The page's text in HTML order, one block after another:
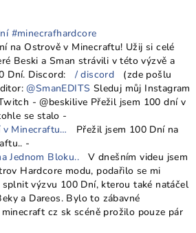
#minecrafhardcore
na Ostrově v Minecraftu! Užij si celé
Beski a Sman strávili v této výzvě a
Dní. Discord:
/ discord
(zde pošlu
@SmanEDITS Sleduj můj Instagram
- @beskilive Přežil jsem 100 dní v
se stalo -
v Minecraftu…
Přežil jsem 100 Dní na
-
Jednom Bloku..
V dnešním videu jsem
Hardcore modu, podařilo se mi
výzvu 100 Dní, kterou také natáčel
a Dareos. Bylo to zábavné
cz sk scéně prožilo pouze pár